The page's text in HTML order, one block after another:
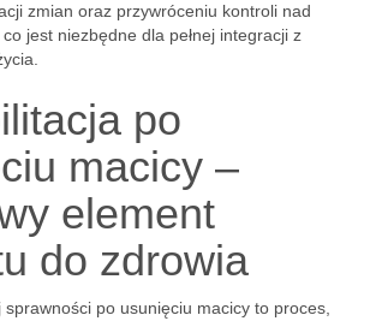
zmian oraz przywróceniu kontroli nad
co jest niezbędne dla pełnej integracji z
po
macicy –
element
do zdrowia
sprawności po usunięciu macicy to proces,